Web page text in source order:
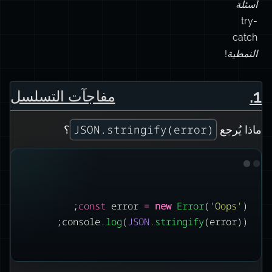
أسئلة
try-
catch
النمطية!
1
. مفاجآت التسلسل
ماذا يُرجع JSON.stringify(error) ؟
const error = new Error( 'Oops ' );
console.log(JSON.stringify(error));